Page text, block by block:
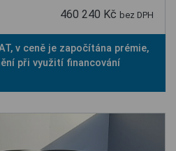
460 240 Kč bez DPH
v ceně je započítána prémie,
při využití financování